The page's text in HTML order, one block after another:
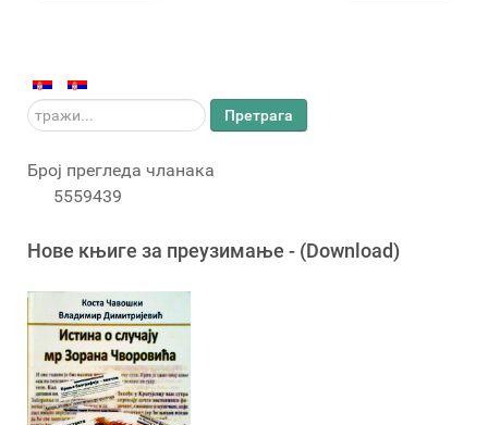
тражи... Претрага
Број прегледа чланака
5559439
Новe књигe за преузимање - (Download)